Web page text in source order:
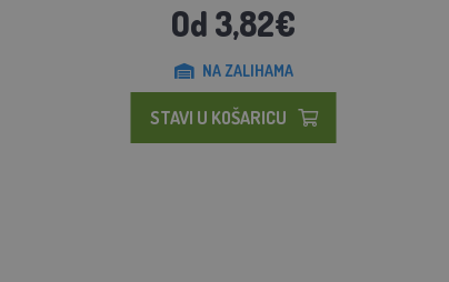
Od 3,82€
NA ZALIHAMA
STAVI U KOŠARICU